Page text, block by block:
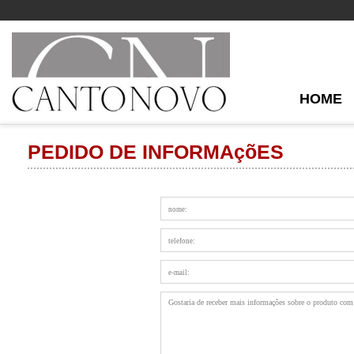
HOME
PEDIDO DE INFORMAçõES